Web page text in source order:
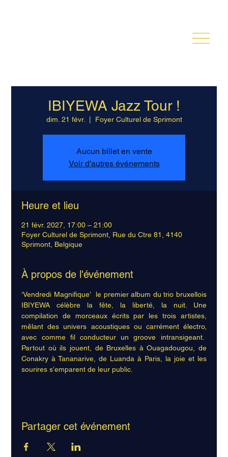
IBIYEWA Jazz Tour !
dim. 21 févr. Foyer Culturel de Sprimont
Aucun billet en vente
Voir d'autres événements
Heure et lieu
21 févr. 2027, 17:00 – 21:00
Foyer Culturel de Sprimont, Rue du Ctre 81, 4140
Sprimont, Belgique
À propos de l'événement
‘Vendredi Magnifique’  le premier album du trio bruxellois
IBIYEWA célèbre la fête, la liberté, la nuit. Une
compilation de morceaux écrits par les trois artistes,
mêlant des univers acoustiques ou carrément électro,
avec comme fil conducteur un groove intransigeant.
Partout où ils jouent, de Bruxelles à Ouagadougou, de
Conakry à Tananarive, de Luanda à Paris, la joie et les
sourires s’emparent de leur public.
Partager cet événement